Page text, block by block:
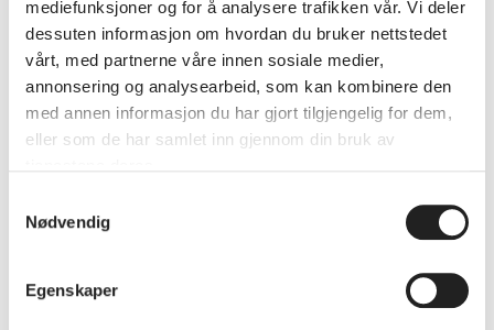
mediefunksjoner og for å analysere trafikken vår. Vi deler
dessuten informasjon om hvordan du bruker nettstedet
vårt, med partnerne våre innen sosiale medier,
annonsering og analysearbeid, som kan kombinere den
med annen informasjon du har gjort tilgjengelig for dem,
eller som de har samlet inn gjennom din bruk av
Nødvendig
Egenskaper